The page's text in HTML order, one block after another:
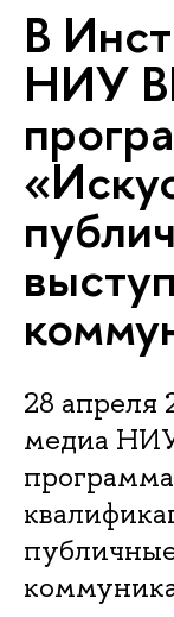
В
НИУ
28 апреля
медиа